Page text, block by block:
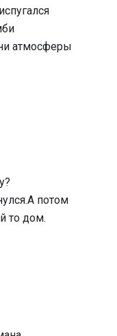
атмосферы
потом
то дом.